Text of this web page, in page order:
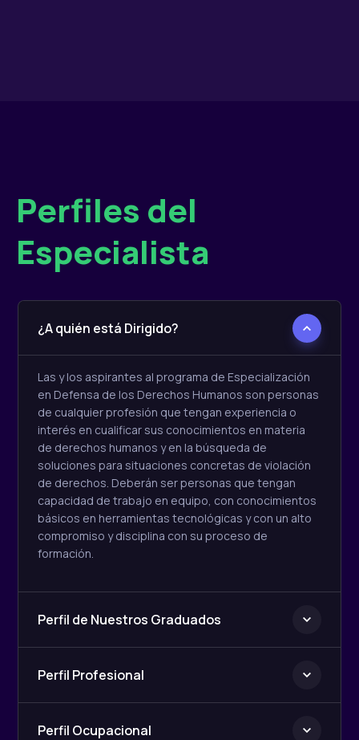
Perfiles del
Especialista
¿A quién está Dirigido?
Las y los aspirantes al programa de Especialización
en Defensa de los Derechos Humanos son personas
de cualquier profesión que tengan experiencia o
interés en cualificar sus conocimientos en materia
de derechos humanos y en la búsqueda de
soluciones para situaciones concretas de violación
de derechos. Deberán ser personas que tengan
capacidad de trabajo en equipo, con conocimientos
básicos en herramientas tecnológicas y con un alto
compromiso y disciplina con su proceso de
formación.
Perfil de Nuestros Graduados
Perfil Profesional
Perfil Ocupacional